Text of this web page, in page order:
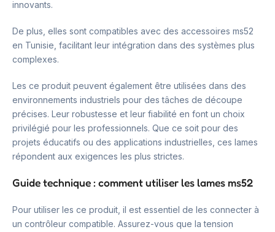
innovants.
De plus, elles sont compatibles avec des accessoires ms52
en Tunisie, facilitant leur intégration dans des systèmes plus
complexes.
Les ce produit peuvent également être utilisées dans des
environnements industriels pour des tâches de découpe
précises. Leur robustesse et leur fiabilité en font un choix
privilégié pour les professionnels. Que ce soit pour des
projets éducatifs ou des applications industrielles, ces lames
répondent aux exigences les plus strictes.
Guide technique : comment utiliser les lames ms52
Pour utiliser les ce produit, il est essentiel de les connecter à
un contrôleur compatible. Assurez-vous que la tension